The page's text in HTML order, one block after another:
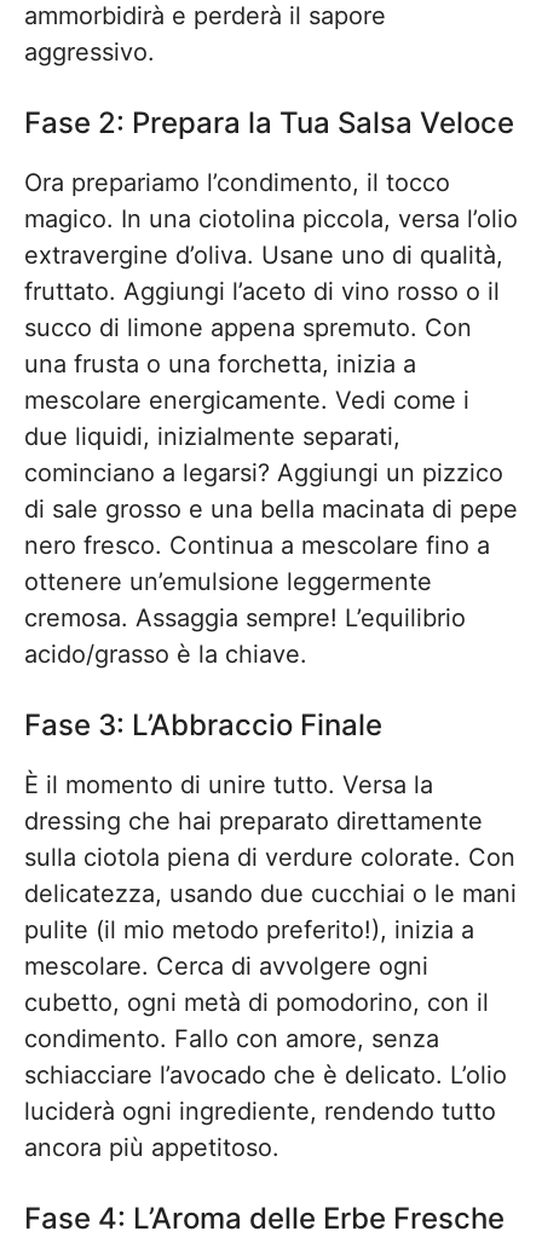
ammorbidirà e perderà il sapore
aggressivo.
Fase 2: Prepara la Tua Salsa Veloce
Ora prepariamo l’condimento, il tocco
magico. In una ciotolina piccola, versa l’olio
extravergine d’oliva. Usane uno di qualità,
fruttato. Aggiungi l’aceto di vino rosso o il
succo di limone appena spremuto. Con
una frusta o una forchetta, inizia a
mescolare energicamente. Vedi come i
due liquidi, inizialmente separati,
cominciano a legarsi? Aggiungi un pizzico
di sale grosso e una bella macinata di pepe
nero fresco. Continua a mescolare fino a
ottenere un’emulsione leggermente
cremosa. Assaggia sempre! L’equilibrio
acido/grasso è la chiave.
Fase 3: L’Abbraccio Finale
È il momento di unire tutto. Versa la
dressing che hai preparato direttamente
sulla ciotola piena di verdure colorate. Con
delicatezza, usando due cucchiai o le mani
pulite (il mio metodo preferito!), inizia a
mescolare. Cerca di avvolgere ogni
cubetto, ogni metà di pomodorino, con il
condimento. Fallo con amore, senza
schiacciare l’avocado che è delicato. L’olio
luciderà ogni ingrediente, rendendo tutto
ancora più appetitoso.
Fase 4: L’Aroma delle Erbe Fresche